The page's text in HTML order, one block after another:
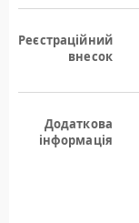
Реєстраційний
внесок
Додаткова
інформація